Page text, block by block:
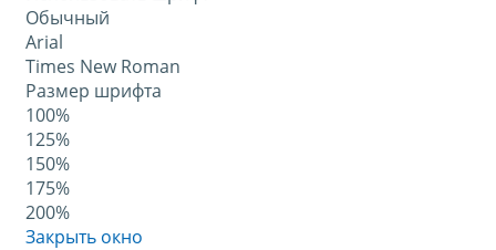
Обычный
Arial
Times New Roman
Размер шрифта
100%
125%
150%
175%
200%
Закрыть окно